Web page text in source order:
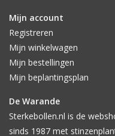
Mijn account
Registreren
Mijn winkelwagen
Mijn bestellingen
Mijn beplantingsplan
De Warande
Sterkebollen.nl is de
sinds 1987 met